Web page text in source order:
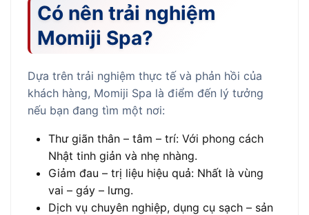
Có nên trải nghiệm
Momiji Spa?
Dựa trên trải nghiệm thực tế và phản hồi của
khách hàng, Momiji Spa là điểm đến lý tưởng
nếu bạn đang tìm một nơi:
Thư giãn thân – tâm – trí: Với phong cách
Nhật tinh giản và nhẹ nhàng.
Giảm đau – trị liệu hiệu quả: Nhất là vùng
vai – gáy – lưng.
Dịch vụ chuyên nghiệp, dụng cụ sạch – sản